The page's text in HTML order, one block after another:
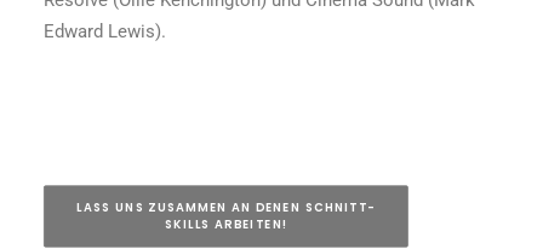
Edward Lewis).
LASS UNS ZUSAMMEN AN DENEN SCHNITT-
SKILLS ARBEITEN!